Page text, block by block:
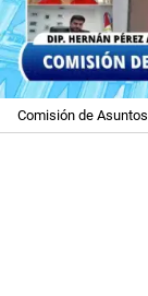
Comisión de